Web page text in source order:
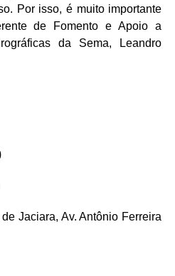
Por isso, é muito importante
de Fomento e Apoio a
da Sema, Leandro
Jaciara, Av. Antônio Ferreira